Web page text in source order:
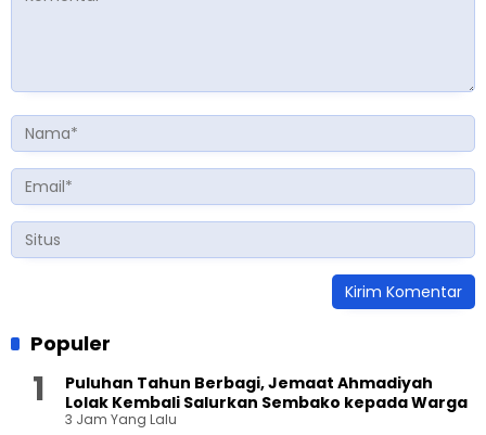
Populer
Puluhan Tahun Berbagi, Jemaat Ahmadiyah
Lolak Kembali Salurkan Sembako kepada Warga
3 Jam Yang Lalu